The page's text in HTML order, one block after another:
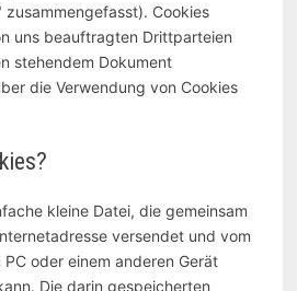
Cookies
uns beauftragten Drittparteien
stehendem Dokument
die Verwendung von Cookies
kleine Datei, die gemeinsam
versendet und vom
oder einem anderen Gerät
Die darin gespeicherten